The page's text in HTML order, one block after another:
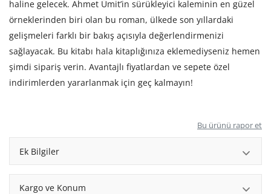
haline gelecek. Ahmet Ümit’in sürükleyici kaleminin en güzel
örneklerinden biri olan bu roman, ülkede son yıllardaki
gelişmeleri farklı bir bakış açısıyla değerlendirmenizi
sağlayacak. Bu kitabı hala kitaplığınıza eklemediyseniz hemen
şimdi sipariş verin. Avantajlı fiyatlardan ve sepete özel
indirimlerden yararlanmak için geç kalmayın!
Bu ürünü rapor et
Ek Bilgiler
Kargo ve Konum